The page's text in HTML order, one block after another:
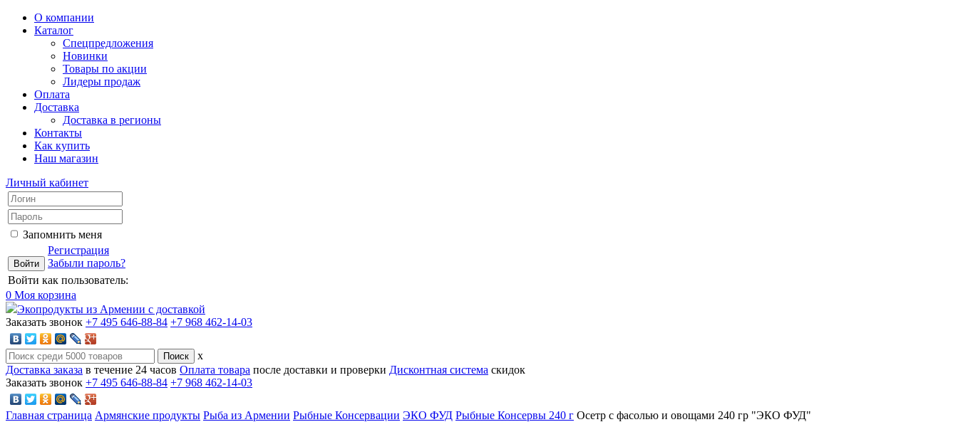
О компании
Каталог
Спецпредложения
Новинки
Товары по акции
Лидеры продаж
Оплата
Доставка
Доставка в регионы
Контакты
Как купить
Наш магазин
Личный кабинет
Запомнить меня
Регистрация
Забыли пароль?
Войти как пользователь:
0 Моя корзина
Экопродукты из Армении с доставкой
Заказать звонок +7 495 646-88-84 +7 968 462-14-03
x
Доставка заказа в течение 24 часов Оплата товара после доставки и проверки Дисконтная система скидок
Заказать звонок +7 495 646-88-84 +7 968 462-14-03
Главная страница Армянские продукты Рыба из Армении Рыбные Консервации ЭКО ФУД Рыбные Консервы 240 г Осетр с фасолью и овощами 240 гр "ЭКО ФУД"